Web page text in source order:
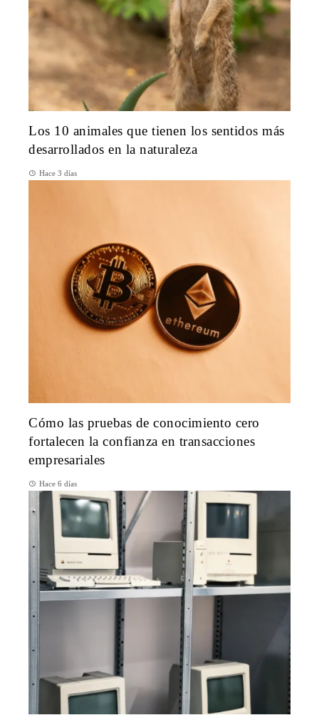
Los 10 animales que tienen los sentidos más
desarrollados en la naturaleza
Hace 3 días
Cómo las pruebas de conocimiento cero
fortalecen la confianza en transacciones
empresariales
Hace 6 días